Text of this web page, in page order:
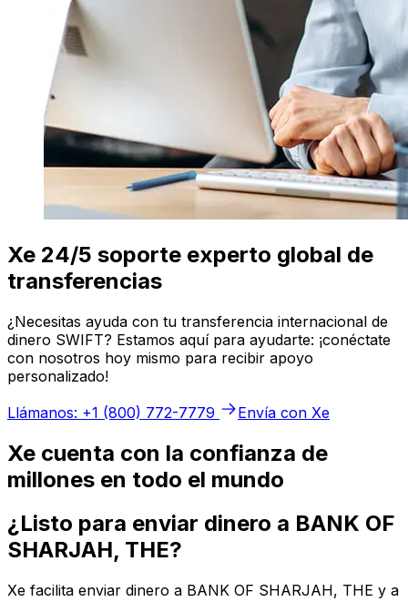
Xe 24/5 soporte experto global de
transferencias
¿Necesitas ayuda con tu transferencia internacional de
dinero SWIFT? Estamos aquí para ayudarte: ¡conéctate
con nosotros hoy mismo para recibir apoyo
personalizado!
Llámanos: +1 (800) 772-7779
Envía con Xe
Xe cuenta con la confianza de
millones en todo el mundo
¿Listo para enviar dinero a BANK OF
SHARJAH, THE?
Xe facilita enviar dinero a BANK OF SHARJAH, THE y a